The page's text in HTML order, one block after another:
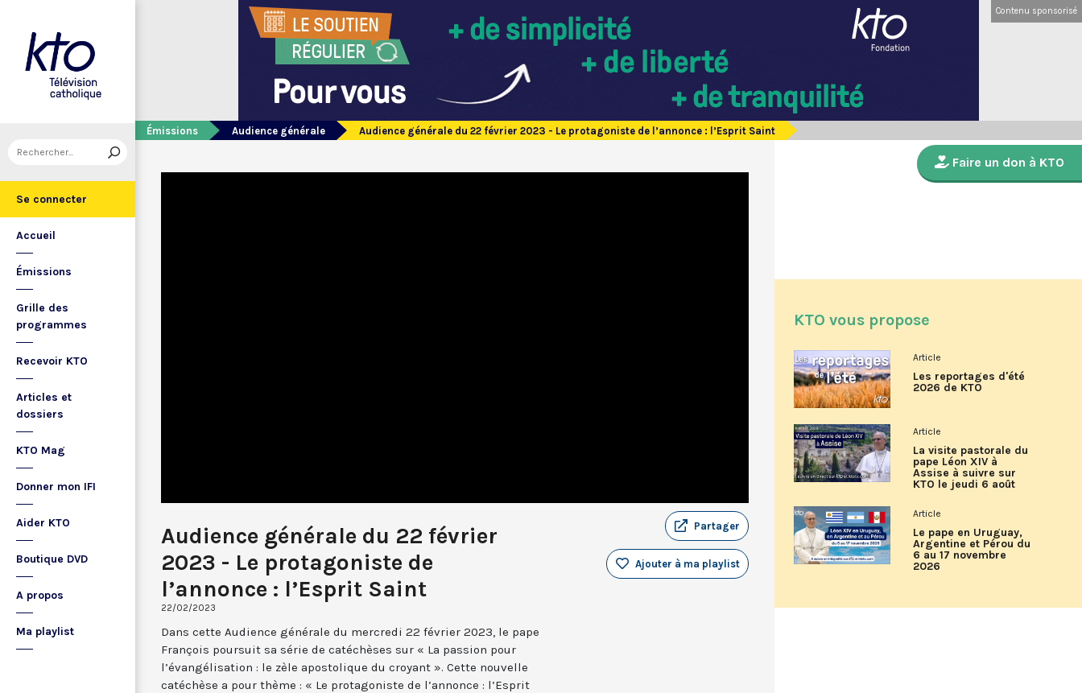
Se connecter
Accueil
Émissions
Grille des
programmes
Recevoir KTO
Articles et
dossiers
KTO Mag
Donner mon IFI
Aider KTO
Boutique DVD
A propos
Ma playlist
Contenu sponsorisé
Émissions Audience générale Audience générale du 22 février 2023 - Le protagoniste de l’annonce : l’Esprit Saint
Audience générale du 22 février
2023 - Le protagoniste de
l’annonce : l’Esprit Saint
22/02/2023
Partager
Ajouter à ma playlist
Dans cette Audience générale du mercredi 22 février 2023, le pape
François poursuit sa série de catéchèses sur « La passion pour
l’évangélisation : le zèle apostolique du croyant ». Cette nouvelle
catéchèse a pour thème : « Le protagoniste de l’annonce : l’Esprit
Faire un don à KTO
KTO vous propose
Article
Les reportages d'été
2026 de KTO
Article
La visite pastorale du
pape Léon XIV à
Assise à suivre sur
KTO le jeudi 6 août
Article
Le pape en Uruguay,
Argentine et Pérou du
6 au 17 novembre
2026